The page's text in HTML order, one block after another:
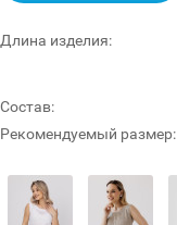
Длина изделия:
Состав:
Рекомендуемый размер: